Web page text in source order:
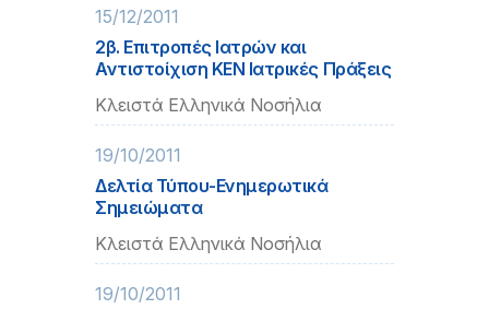
15/12/2011
2β. Επιτροπές Ιατρών και
Αντιστοίχιση ΚΕΝ Ιατρικές Πράξεις
Κλειστά Ελληνικά Νοσήλια
19/10/2011
Δελτία Τύπου-Ενημερωτικά
Σημειώματα
Κλειστά Ελληνικά Νοσήλια
19/10/2011